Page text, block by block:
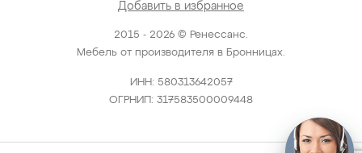
2015 - 2026 © Ренессанс.
Мебель от производителя в Бронницах.
ИНН: 580313642057
ОГРНИП: 317583500009448
Добавить в избранное